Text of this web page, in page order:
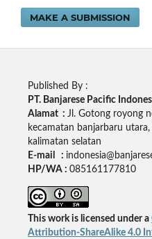
MAKE A SUBMISSION
Published By :
PT. Banjarese Pacific
Alamat : Jl. Gotong royong
kecamatan banjarbaru
kalimatan selatan
E-mail :
HP/WA : 085161177810
This work is licensed under a
Attribution-ShareAlike 4.0